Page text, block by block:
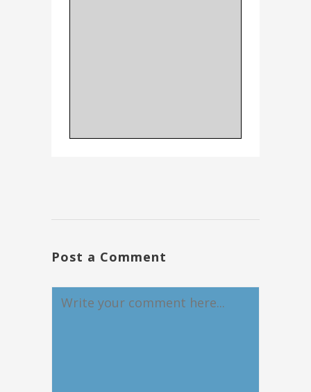
Post a Comment